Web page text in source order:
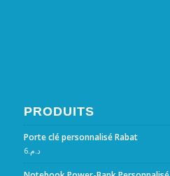
PRODUITS
Porte clé personnalisé Rabat
د.م.6